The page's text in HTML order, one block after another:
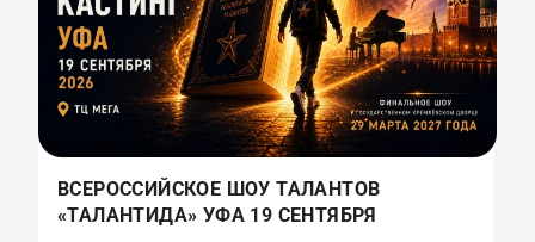
ВСЕРОССИЙСКОЕ ШОУ ТАЛАНТОВ
«ТАЛАНТИДА» УФА 19 СЕНТЯБРЯ